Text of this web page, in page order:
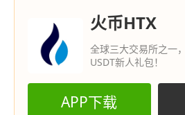
火币HTX
全球三大交易所之一
USDT新人礼包！
APP下载